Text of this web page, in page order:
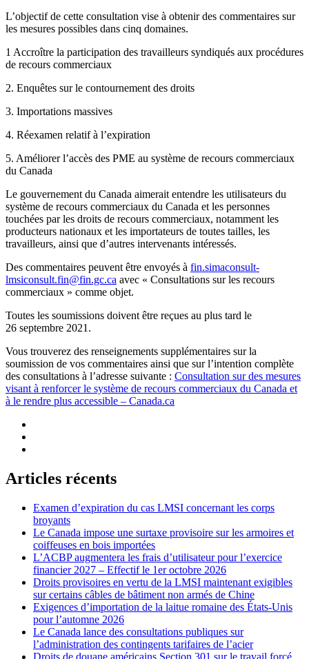
L’objectif de cette consultation vise à obtenir des commentaires sur
les mesures possibles dans cinq domaines.
1 Accroître la participation des travailleurs syndiqués aux procédures
de recours commerciaux
2. Enquêtes sur le contournement des droits
3. Importations massives
4. Réexamen relatif à l’expiration
5. Améliorer l’accès des PME au système de recours commerciaux
du Canada
Le gouvernement du Canada aimerait entendre les utilisateurs du
système de recours commerciaux du Canada et les personnes
touchées par les droits de recours commerciaux, notamment les
producteurs nationaux et les importateurs de toutes tailles, les
travailleurs, ainsi que d’autres intervenants intéressés.
Des commentaires peuvent être envoyés à fin.simaconsult-
lmsiconsult.fin@fin.gc.ca avec « Consultations sur les recours
commerciaux » comme objet.
Toutes les soumissions doivent être reçues au plus tard le
26 septembre 2021.
Vous trouverez des renseignements supplémentaires sur la
soumission de vos commentaires ainsi que sur l’intention complète
des consultations à l’adresse suivante : Consultation sur des mesures
visant à renforcer le système de recours commerciaux du Canada et
à le rendre plus accessible – Canada.ca
Articles récents
Examen d’expiration du cas LMSI concernant les corps
broyants
Le Canada impose une surtaxe provisoire sur les armoires et
coiffeuses en bois importées
L’ACBP augmentera les frais d’utilisateur pour l’exercice
financier 2027 – Effectif le 1er octobre 2026
Droits provisoires en vertu de la LMSI maintenant exigibles
sur certains câbles de bâtiment non armés de Chine
Exigences d’importation de la laitue romaine des États-Unis
pour l’automne 2026
Le Canada lance des consultations publiques sur
l’administration des contingents tarifaires de l’acier